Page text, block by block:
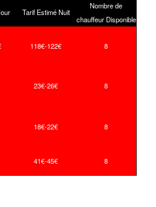
Tarif Estimé Nuit
Nombre de
chauffeur Disponible
118€-122€ 8
23€-26€ 8
18€-22€ 8
41€-45€ 8